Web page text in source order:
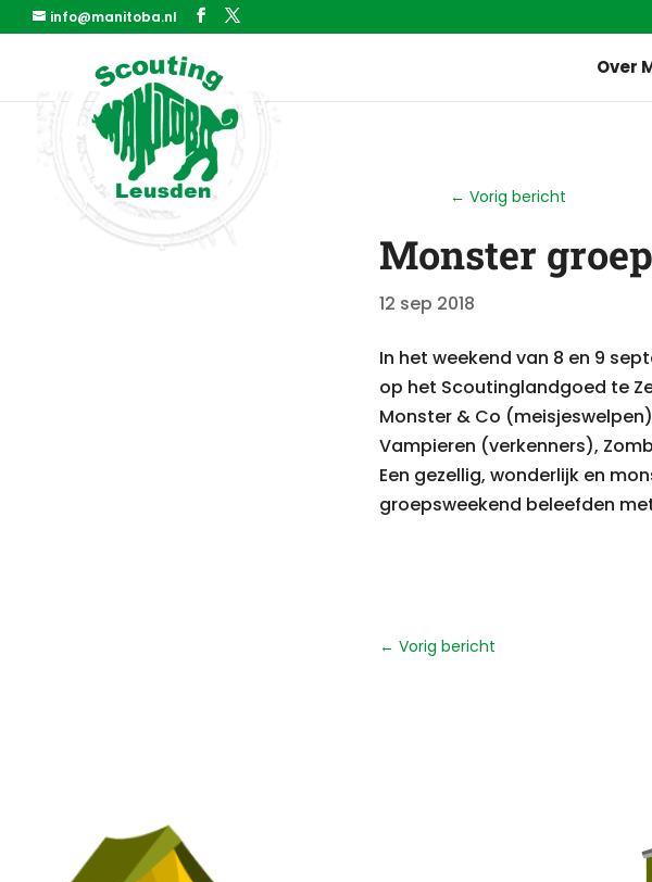
info@manitoba.nl
Over
← Vorig bericht
Monster
12 sep 2018
In het weekend van 8 en 9
op het Scoutinglandgoed te
Monster & Co
Vampieren (verkenners),
Een gezellig, wonderlijk en
groepsweekend beleefden
←Vorig bericht